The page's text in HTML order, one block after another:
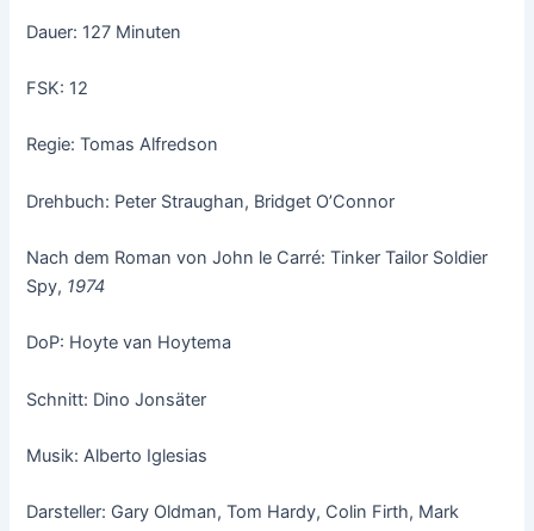
Dauer: 127 Minuten
FSK: 12
Regie: Tomas Alfredson
Drehbuch: Peter Straughan, Bridget O’Connor
Nach dem Roman von John le Carré: Tinker Tailor Soldier
Spy, 1974
DoP: Hoyte van Hoytema
Schnitt: Dino Jonsäter
Musik: Alberto Iglesias
Darsteller: Gary Oldman, Tom Hardy, Colin Firth, Mark